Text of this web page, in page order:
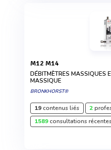
M12 M14
DÉBITMÈTRES MASSIQUES
MASSIQUE
BRONKHORST®
19contenus liés 2
1589consultations